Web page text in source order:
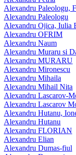
Alexandru Paleologu,
Alexandru Paleologu
Alexandru Ojica, Iulia
Alexandru OFRIM
Alexandru Naum
Alexandru Muraru si
Alexandru MURARU
Alexandru Mironescu
Alexandru Mihaila
Alexandru Mihail Nita
Alexandru Lascarov-
Alexandru Lascarov
Alexandru Hutanu,
Alexandru Hutanu
Alexandru FLORIAN
Alexandru Elian
Alexandru Dumas-fiul